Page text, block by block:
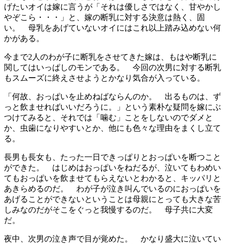
げたいオイは嫁に言うが「それは優しさではなく、甘やかし
やぞこら・・・」と、嫁の断乳に対する決意は熱く、固
い。 母乳をあげていないオイにはこれ以上踏み込めない何
かがある。
今まで2人のわが子に断乳をさせてきた嫁は、もはや断乳に
関してはいっぱしのモンである。 今回の次男に対する断乳
もスムーズに終えさせようとかなり気合が入っている。
「何故、おっぱいを止めねばならんのか。 出るものは、ず
っと飲ませればいいだろうに。」という素朴な疑問を嫁にぶ
つけてみると、それでは「噛む」ことをしないのでダメと
か、虫歯になりやすいとか、他にも色々な理由をまくし立て
る。
長男も長女も、たった一日できっぱりとおっぱいを断つこと
ができた。 はじめはおっぱいをねだるが、泣いてもわめい
てもおっぱいを飲ませてもらえないとわかると、キッパリと
あきらめるのだ。 わが子が泣き叫んでいるのにおっぱいを
あげることができないということは母親にとっても大きな苦
しみなのだがそこをぐっと我慢するのだ。 母子共に大変
だ。
夜中、次男の泣き声で目が覚めた。 かなり盛大に泣いてい